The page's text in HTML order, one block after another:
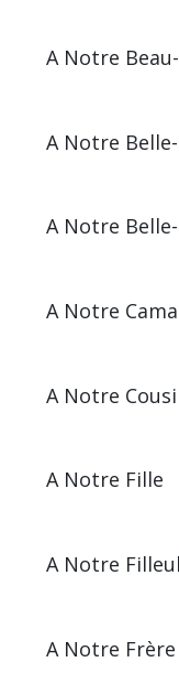
A Notre
A Notre
A Notre
A Notre
A Notre
A Notre Fille
A Notre
A Notre Frère